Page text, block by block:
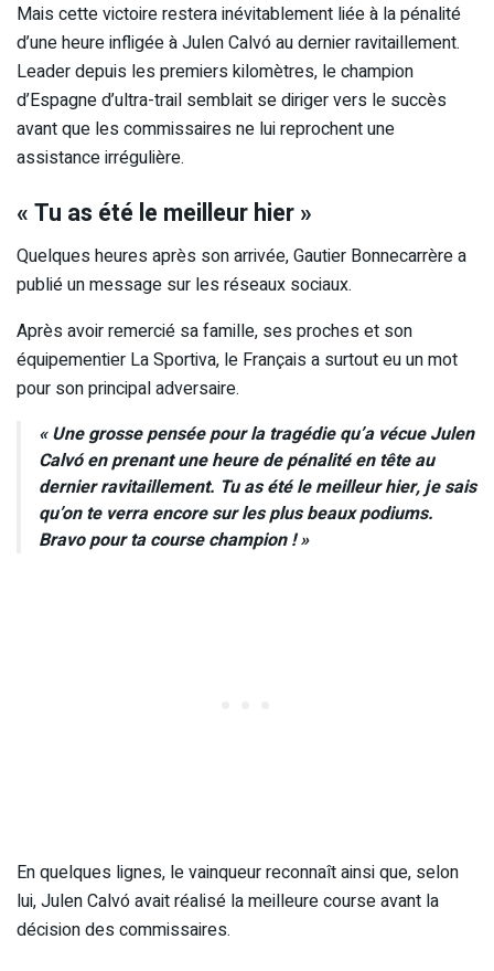
Mais cette victoire restera inévitablement liée à la pénalité
d’une heure infligée à Julen Calvó au dernier ravitaillement.
Leader depuis les premiers kilomètres, le champion
d’Espagne d’ultra-trail semblait se diriger vers le succès
avant que les commissaires ne lui reprochent une
assistance irrégulière.
« Tu as été le meilleur hier »
Quelques heures après son arrivée, Gautier Bonnecarrère a
publié un message sur les réseaux sociaux.
Après avoir remercié sa famille, ses proches et son
équipementier La Sportiva, le Français a surtout eu un mot
pour son principal adversaire.
« Une grosse pensée pour la tragédie qu’a vécue Julen
Calvó en prenant une heure de pénalité en tête au
dernier ravitaillement. Tu as été le meilleur hier, je sais
qu’on te verra encore sur les plus beaux podiums.
Bravo pour ta course champion ! »
En quelques lignes, le vainqueur reconnaît ainsi que, selon
lui, Julen Calvó avait réalisé la meilleure course avant la
décision des commissaires.